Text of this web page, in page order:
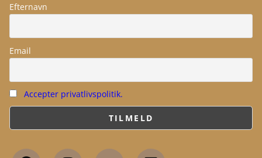
Efternavn
Email
Accepter privatlivspolitik.